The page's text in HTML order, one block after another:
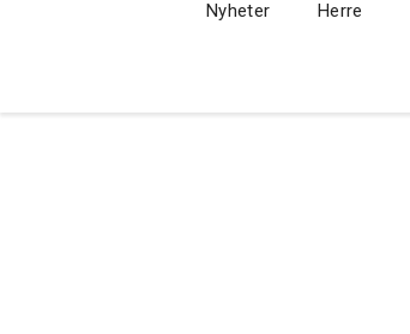
Nyheter Herre